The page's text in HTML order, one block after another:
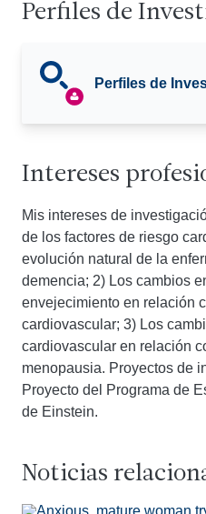
Perfiles de
Perfiles de
Intereses
Mis intereses de
de los factores de riesgo
evolución natural de la
demencia; 2) Los cambios
envejecimiento en relación
cardiovascular; 3) Los
cardiovascular en relación
menopausia. Proyectos de
Proyecto del Programa de
de Einstein.
Noticias